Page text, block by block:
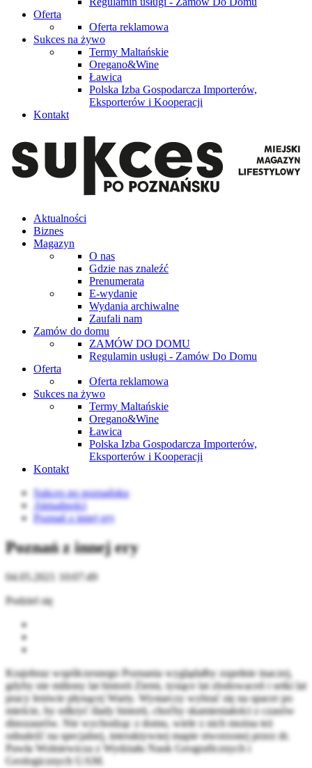
Oferta
Oferta reklamowa
Sukces na żywo
Termy Maltańskie
Oregano&Wine
Ławica
Polska Izba Gospodarcza Importerów,
Eksporterów i Kooperacji
Kontakt
Aktualności
Biznes
Magazyn
O nas
Gdzie nas znaleźć
Prenumerata
E-wydanie
Wydania archiwalne
Zaufali nam
Zamów do domu
ZAMÓW DO DOMU
Regulamin usługi - Zamów Do Domu
Oferta
Oferta reklamowa
Sukces na żywo
Termy Maltańskie
Oregano&Wine
Ławica
Polska Izba Gospodarcza Importerów,
Eksporterów i Kooperacji
Kontakt
Sukces po poznańsku
Aktualności
Poznań z innej ery
Poznań z innej ery
04.05.2021 10:07:49
Podziel się
Krajobraz współczesnego Poznania wyglądałby zupełnie inaczej,
gdyby nie miliony lat historii Ziemi, tysiące lat zlodowaceń i setki lat
pracy leniwie płynącej Warty. Wystarczy wybrać się na spacer po
mieście, by odkryć ślady historii, choćby skamieniałości z czasów
dinozaurów. Nie wychodząc z domu, wiele z nich można też
odnaleźć na specjalnej, interaktywnej mapie stworzonej przez dr.
Pawła Wolniewicza z Wydziału Nauk Geograficznych i
Geologicznych UAM.